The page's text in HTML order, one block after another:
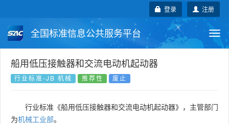
注册
登录
全国标准信息公共服务平台
国家标准 行业标准
国外标准 技术委员会
船用低压接触器和交流电动机起动器
行业标准-JB 机械 推荐性 废止
行业标准《船用低压接触器和交流电动机起动器》，主管部门
为机械工业部。